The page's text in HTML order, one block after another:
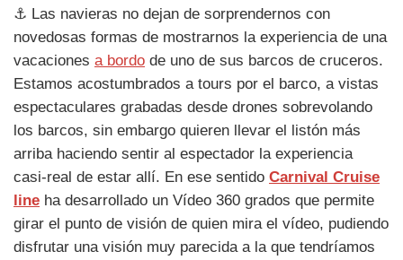
⚓ Las navieras no dejan de sorprendernos con
novedosas formas de mostrarnos la experiencia de una
vacaciones a bordo de uno de sus barcos de cruceros.
Estamos acostumbrados a tours por el barco, a vistas
espectaculares grabadas desde drones sobrevolando
los barcos, sin embargo quieren llevar el listón más
arriba haciendo sentir al espectador la experiencia
casi-real de estar allí. En ese sentido Carnival Cruise
line ha desarrollado un Vídeo 360 grados que permite
girar el punto de visión de quien mira el vídeo, pudiendo
disfrutar una visión muy parecida a la que tendríamos